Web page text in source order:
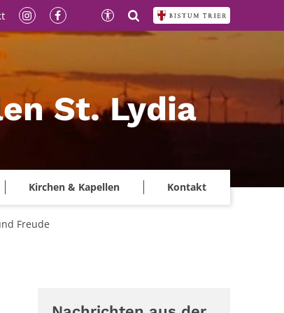
St. Lydia
Kirchen & Kapellen Kontakt
Freude